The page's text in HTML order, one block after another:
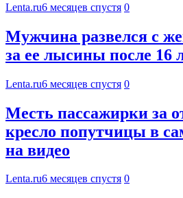
Lenta.ru6 месяцев спустя 0
Мужчина развелся с
за ее лысины после 16
Lenta.ru6 месяцев спустя 0
Месть пассажирки за
кресло попутчицы в
на видео
Lenta.ru6 месяцев спустя 0